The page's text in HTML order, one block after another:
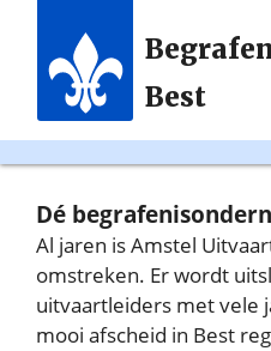
Best
Dé
Al jaren is Amstel
omstreken. Er wordt
uitvaartleiders met vele
mooi afscheid in Best